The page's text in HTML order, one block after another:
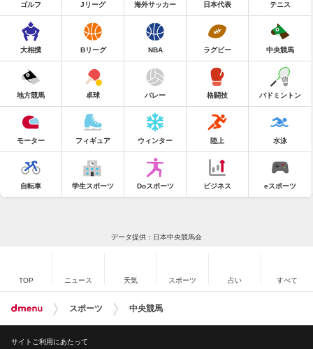
ゴルフ Jリーグ 海外サッカー 日本代表 テニス
大相撲 Bリーグ NBA ラグビー 中央競馬
地方競馬 卓球 バレー 格闘技 バドミントン
モーター フィギュア ウィンター 陸上 水泳
自転車 学生スポーツ Doスポーツ ビジネス eスポーツ
データ提供：日本中央競馬会
TOP ニュース 天気 スポーツ 占い すべて
スポーツ 中央競馬
サイトご利用にあたって